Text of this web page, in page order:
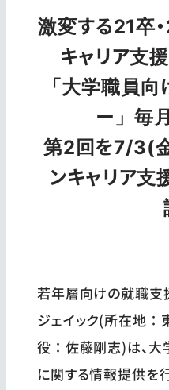
激変する21卒
キャリア支
「大学職員
ー」毎
第2回を7/3(
ンキャリア支
若年層向けの就職支
ジェイック(所在地：
役：佐藤剛志)は、大
に関する情報提供を